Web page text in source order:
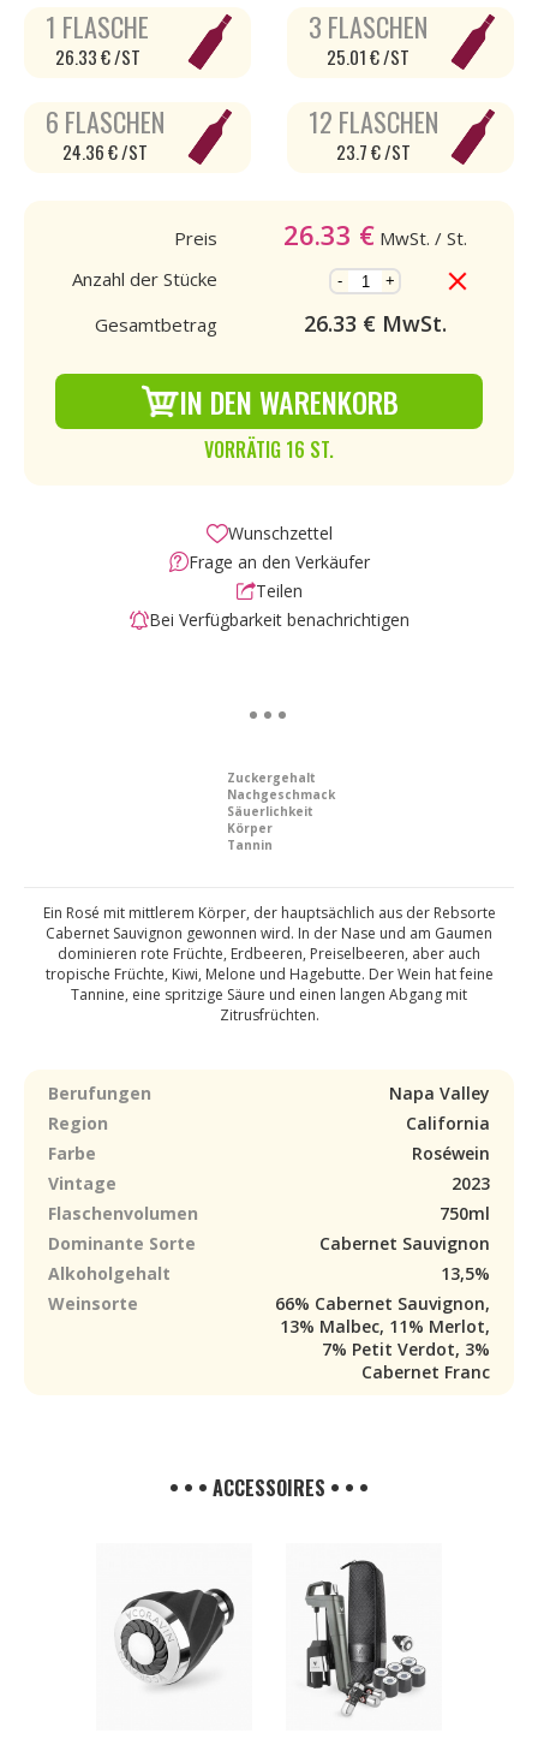
1 FLASCHE
26.33 € /ST
3 FLASCHEN
25.01 € /ST
6 FLASCHEN
24.36 € /ST
12 FLASCHEN
23.7 € /ST
Preis 26.33 € MwSt. / St.
Anzahl der Stücke
- +
Gesamtbetrag 26.33 € MwSt.
IN DEN WARENKORB
VORRÄTIG 16 ST.
Wunschzettel
Frage an den Verkäufer
Teilen
Bei Verfügbarkeit benachrichtigen
Zuckergehalt
Nachgeschmack
Säuerlichkeit
Körper
Tannin
Ein Rosé mit mittlerem Körper, der hauptsächlich aus der Rebsorte
Cabernet Sauvignon gewonnen wird. In der Nase und am Gaumen
dominieren rote Früchte, Erdbeeren, Preiselbeeren, aber auch
tropische Früchte, Kiwi, Melone und Hagebutte. Der Wein hat feine
Tannine, eine spritzige Säure und einen langen Abgang mit
Zitrusfrüchten.
Berufungen
Napa Valley
Region
California
Farbe
Roséwein
Vintage
2023
Flaschenvolumen
750ml
Dominante Sorte
Cabernet Sauvignon
Alkoholgehalt
13,5%
Weinsorte
66% Cabernet Sauvignon,
13% Malbec, 11% Merlot,
7% Petit Verdot, 3%
Cabernet Franc
• • • ACCESSOIRES • • •